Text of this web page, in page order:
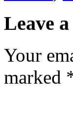
Leave
Your
marked